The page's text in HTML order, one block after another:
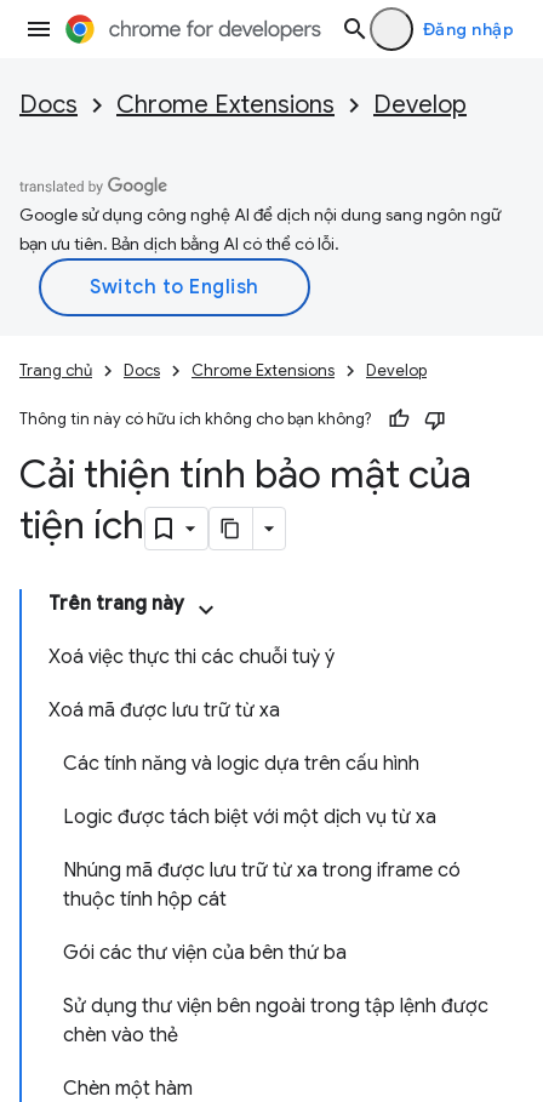
Đăng nhập
Docs Chrome Extensions Develop
Google sử dụng công nghệ AI để dịch nội dung sang ngôn ngữ
bạn ưu tiên. Bản dịch bằng AI có thể có lỗi.
Trang chủ Docs Chrome Extensions Develop
Thông tin này có hữu ích không cho bạn không?
Cải thiện tính bảo mật của
tiện ích
Trên trang này
Xoá việc thực thi các chuỗi tuỳ ý
Xoá mã được lưu trữ từ xa
Các tính năng và logic dựa trên cấu hình
Logic được tách biệt với một dịch vụ từ xa
Nhúng mã được lưu trữ từ xa trong iframe có
thuộc tính hộp cát
Gói các thư viện của bên thứ ba
Sử dụng thư viện bên ngoài trong tập lệnh được
chèn vào thẻ
Chèn một hàm